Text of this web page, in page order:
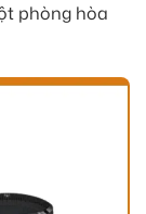
phòng hòa